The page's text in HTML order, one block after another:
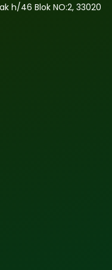
h/46 Blok NO:2, 33020